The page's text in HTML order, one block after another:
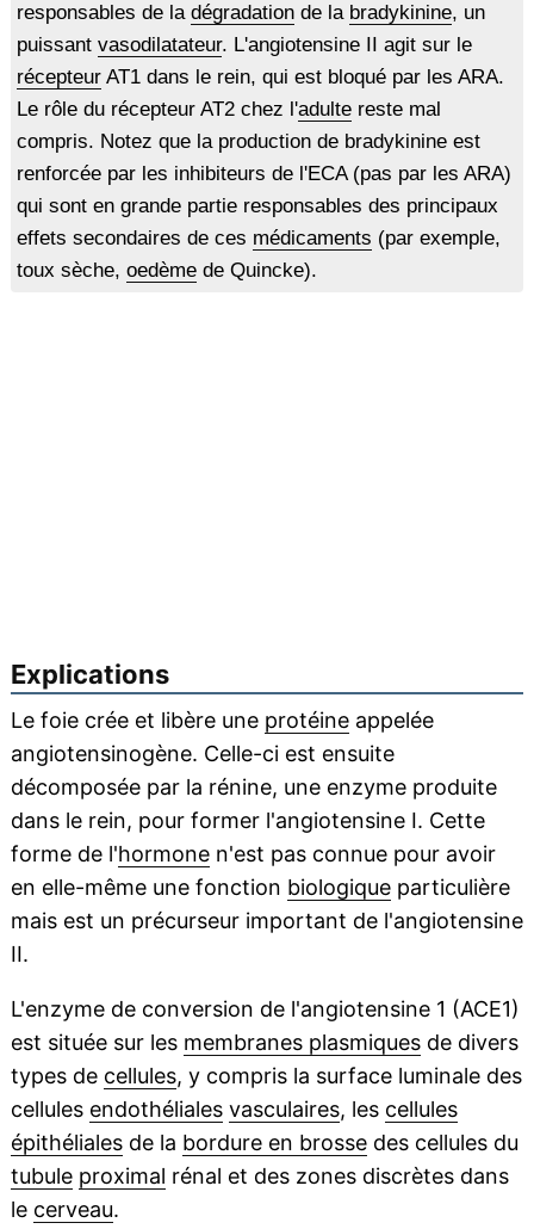
responsables de la dégradationde la bradykinine, un
puissant vasodilatateur. L'angiotensine II agit sur le
récepteurAT1 dans le rein, qui est bloqué par les ARA.
Le rôle du récepteur AT2 chez l'adultereste mal
compris. Notez que la production de bradykinine est
renforcée par les inhibiteurs de l'ECA (pas par les ARA)
qui sont en grande partie responsables des principaux
effets secondaires de ces médicaments (par exemple,
toux sèche, oedèmede Quincke).
Explications
Le foie crée et libère une protéineappelée
angiotensinogène. Celle-ci est ensuite
décomposée par la rénine, une enzyme produite
dans le rein, pour former l'angiotensine I. Cette
forme de l'hormonen'est pas connue pour avoir
en elle-même une fonction biologiqueparticulière
mais est un précurseur important de l'angiotensine
II.
L'enzyme de conversion de l'angiotensine 1 (ACE1)
est située sur les membranes plasmiquesde divers
types de cellules, y compris la surface luminale des
cellules endothéliales vasculaires, les cellules
épithélialesde la bordure en brossedes cellules du
tubule proximal rénal et des zones discrètes dans
le cerveau.